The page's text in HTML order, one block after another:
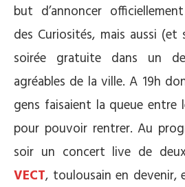
but d’annoncer
des Curiosités, mais aussi
soirée gratuite dans un
agréables de la ville. A 19h
gens faisaient la queue entre
pour pouvoir rentrer. Au
soir un concert live de
VECT, toulousain en devenir,